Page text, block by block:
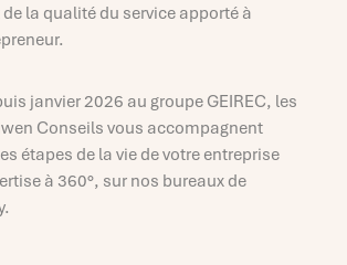
la qualité du service apporté à
janvier 2026 au groupe GEIREC, les
Conseils vous accompagnent
étapes de la vie de votre entreprise
à 360°, sur nos bureaux de